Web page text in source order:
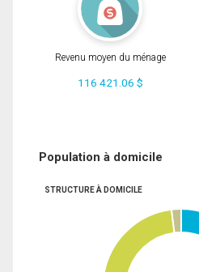
Revenu moyen du ménage
116 421.06 $
Population à domicile
STRUCTURE À DOMICILE